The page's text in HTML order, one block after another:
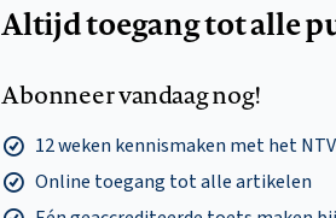
Altijd toegang tot alle
Abonneer vandaag nog!
12 weken kennismaken met het
Online toegang tot alle artikelen